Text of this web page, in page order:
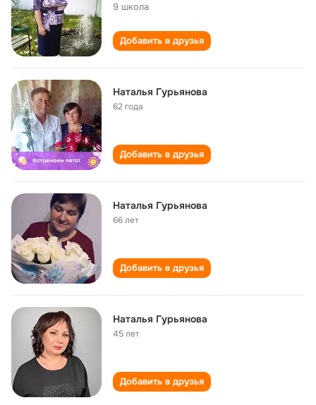
9 школа
Добавить в друзья
Наталья Гурьянова
62 года
Добавить в друзья
Наталья Гурьянова
66 лет
Добавить в друзья
Наталья Гурьянова
45 лет
Добавить в друзья